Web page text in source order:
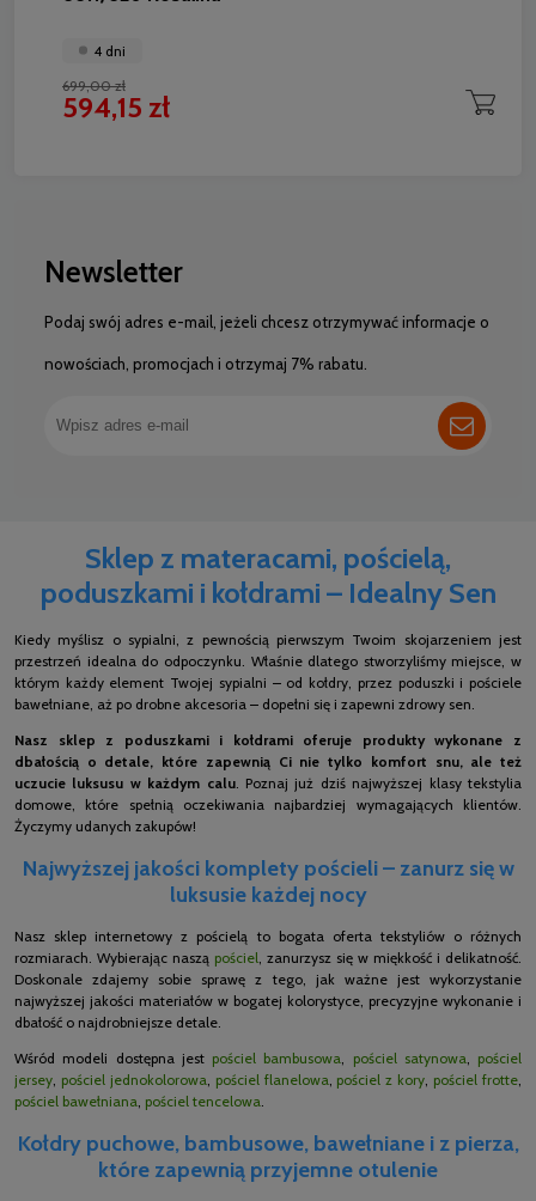
4 dni
699,00 zł
594,15 zł
Newsletter
Podaj swój adres e-mail, jeżeli chcesz otrzymywać informacje o
nowościach, promocjach i otrzymaj 7% rabatu.
Sklep z materacami, pościelą,
poduszkami i kołdrami – Idealny Sen
Kiedy myślisz o sypialni, z pewnością pierwszym Twoim skojarzeniem jest
przestrzeń idealna do odpoczynku. Właśnie dlatego stworzyliśmy miejsce, w
którym każdy element Twojej sypialni – od kołdry, przez poduszki i pościele
bawełniane, aż po drobne akcesoria – dopełni się i zapewni zdrowy sen.
Nasz sklep z poduszkami i kołdrami oferuje produkty wykonane z
dbałością o detale, które zapewnią Ci nie tylko komfort snu, ale też
uczucie luksusu w każdym calu. Poznaj już dziś najwyższej klasy tekstylia
domowe, które spełnią oczekiwania najbardziej wymagających klientów.
Życzymy udanych zakupów!
Najwyższej jakości komplety pościeli – zanurz się w
luksusie każdej nocy
Nasz sklep internetowy z pościelą to bogata oferta tekstyliów o różnych
rozmiarach. Wybierając naszą pościel, zanurzysz się w miękkość i delikatność.
Doskonale zdajemy sobie sprawę z tego, jak ważne jest wykorzystanie
najwyższej jakości materiałów w bogatej kolorystyce, precyzyjne wykonanie i
dbałość o najdrobniejsze detale.
Wśród modeli dostępna jest pościel bambusowa, pościel satynowa, pościel
jersey, pościel jednokolorowa, pościel flanelowa, pościel z kory, pościel frotte,
pościel bawełniana, pościel tencelowa.
Kołdry puchowe, bambusowe, bawełniane i z pierza,
które zapewnią przyjemne otulenie